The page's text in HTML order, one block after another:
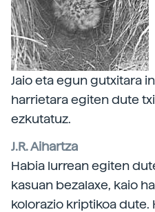
Jaio eta egun gutxitara
harrietara egiten dute
ezkutatuz.
J.R. Aihartza
Habia lurrean egiten
kasuan bezalaxe, kaio
kolorazio kriptikoa dute.